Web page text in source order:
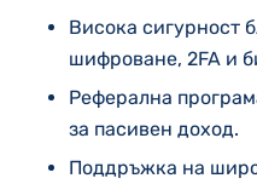
Висока сигурност
шифроване, 2FA и
Реферална
за пасивен доход.
Поддръжка на